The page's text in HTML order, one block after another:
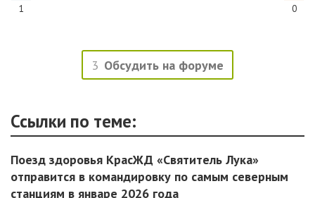
1 0
3 Обсудить на форуме
Ссылки по теме:
Поезд здоровья КрасЖД «Святитель Лука»
отправится в командировку по самым северным
станциям в январе 2026 года